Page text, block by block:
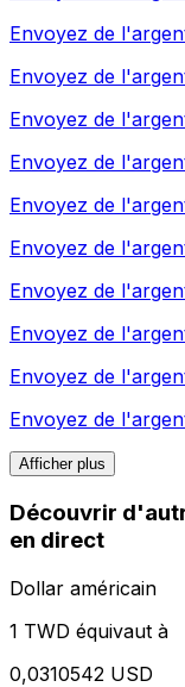
Envoyez de
Envoyez de
Envoyez de
Envoyez de
Envoyez de
Envoyez de
Envoyez de
Envoyez de
Envoyez de
Envoyez de
Afficher plus
Découvrir
en direct
Dollar américain
1 TWD équivaut à
0,0310542 USD